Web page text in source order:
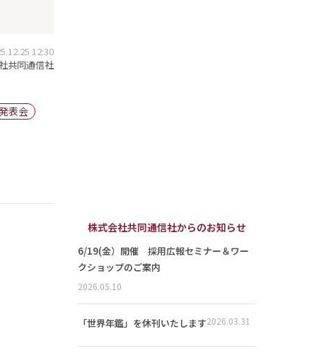
12:30
共同通信社
表会
株式会社共同通信社からのお知らせ
6/19(金）開催 採用広報セミナー＆ワー
クショップのご案内
2026.05.10
「世界年鑑」を休刊いたします2026.03.31